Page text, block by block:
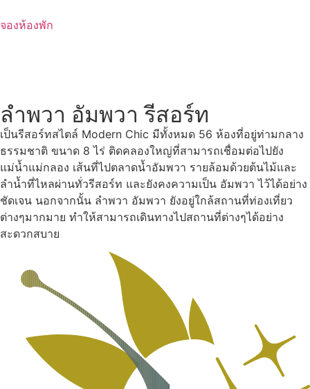
to
จองห้องพัก
ลำพวา อัมพวา รีสอร์ท
เป็นรีสอร์ทสไตล์ Modern Chic มีทั้งหมด 56 ห้องที่อยู่ท่ามกลาง
ธรรมชาติ ขนาด 8 ไร่ ติดคลองใหญ่ที่สามารถเชื่อมต่อไปยัง
แม่น้ำแม่กลอง เส้นที่ไปตลาดน้ำอัมพวา รายล้อมด้วยต้นไม้และ
ลำน้ำที่ไหลผ่านทั่วรีสอร์ท และยังคงความเป็น อัมพวา ไว้ได้อย่าง
ชัดเจน นอกจากนั้น ลำพวา อัมพวา ยังอยู่ใกล้สถานที่ท่องเที่ยว
ต่างๆมากมาย ทำให้สามารถเดินทางไปสถานที่ต่างๆได้อย่าง
สะดวกสบาย